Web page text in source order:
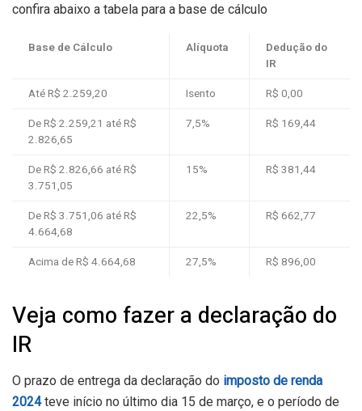
confira abaixo a tabela para a base de cálculo
Base de Cálculo Alíquota
Dedução do
IR
Até R$ 2.259,20
Isento
R$ 0,00
De R$ 2.259,21 até R$
2.826,65
7,5% R$ 169,44
De R$ 2.826,66 até R$
3.751,05
15% R$ 381,44
De R$ 3.751,06 até R$
4.664,68
22,5% R$ 662,77
Acima de R$ 4.664,68 27,5% R$ 896,00
Veja como fazer a declaração do
IR
O prazo de entrega da declaração do imposto de renda
2024 teve início no último dia 15 de março, e o período de